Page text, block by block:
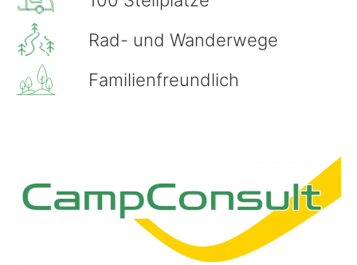
Rad- und Wanderwege
Familienfreundlich